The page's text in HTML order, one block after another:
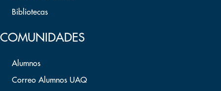
Bibliotecas
COMUNIDADES
Alumnos
Correo Alumnos UAQ